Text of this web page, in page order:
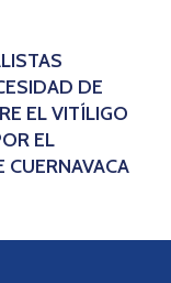
DE
EL VITÍLIGO
EL
CUERNAVACA